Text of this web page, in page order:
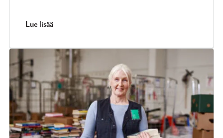
Lue lisää